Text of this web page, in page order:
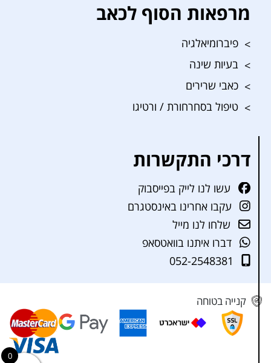
מרפאות הסוף לכאב
פיברומיאלגיה
בעיות שינה
כאבי שרירים
טיפול בסחרחורת / ורטיגו
דרכי התקשרות
עשו לנו לייק בפייסבוק
עקבו אחרינו באינסטגרם
שלחו לנו מייל
דברו איתנו בוואטסאפ
052-2548381
קנייה בטוחה
0